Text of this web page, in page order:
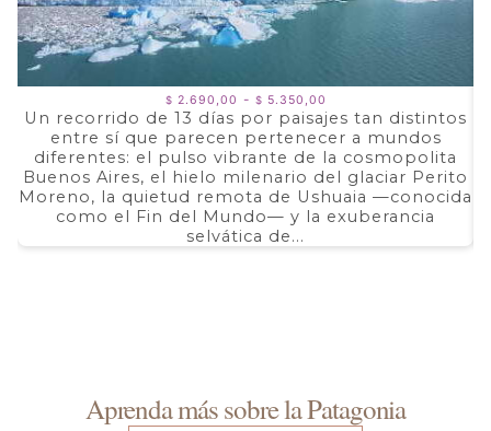
$ 2.690,00 - $ 5.350,00
de
precios:
desde
$ 2.690,00
hasta
$ 5.350,00
Un recorrido de 13 días por paisajes tan distintos
entre sí que parecen pertenecer a mundos
diferentes: el pulso vibrante de la cosmopolita
Buenos Aires, el hielo milenario del glaciar Perito
Moreno, la quietud remota de Ushuaia —conocida
como el Fin del Mundo— y la exuberancia
selvática de...
Aprenda más sobre la Patagonia